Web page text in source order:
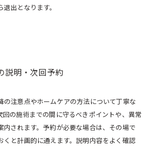
出となります。
説明・次回予約
の注意点やホームケアの方法について丁寧な
回の施術までの間に守るべきポイントや、異常
内されます。予約が必要な場合は、その場で
くと計画的に通えます。説明内容をよく確認